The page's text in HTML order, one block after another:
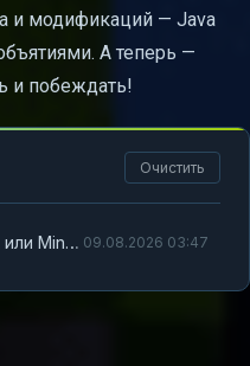
и модификаций — Java
А теперь —
и побеждать!
Очистить
Что лучше Minecraft Bedrock или Minecraft Java 09.08.2026 03:47